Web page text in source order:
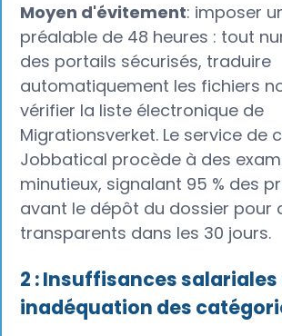
Moyen d'évitement: imposer
préalable de 48 heures : tout
des portails sécurisés, traduire
automatiquement les fichiers
vérifier la liste électronique de
Migrationsverket. Le service
Jobbatical procède à des
minutieux, signalant 95 % des
avant le dépôt du dossier pour
transparents dans les 30 jours.
2 : Insuffisances salariales
inadéquation des